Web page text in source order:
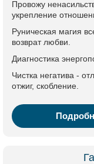
Провожу
укрепление
Руническая магия
возврат любви.
Диагностика
Чистка негатива -
отжиг, скобление.